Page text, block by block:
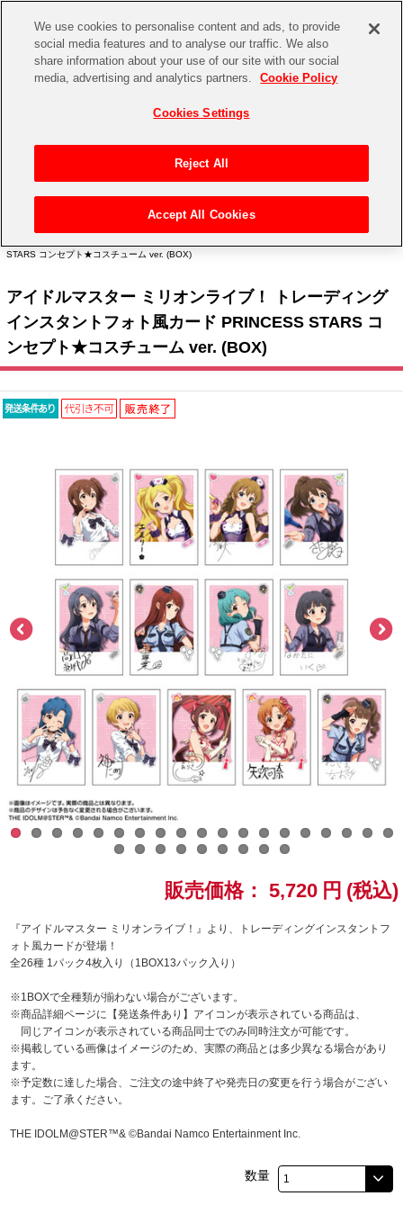
CHANNEL STORE EVENT
ASOBI STORE TOP
ゲーム 電子書籍
CD / Blu-ray
EVENT
その他先行受付
プレミアム会員とは
アイドルマスターシリーズ
アイドルマスター
アイドルマスター シャイニーカラーズ
テイルズ オブ シリーズ
太鼓の達人
ACE COMBAT
ナムコクラシック
スサノオマジック
ガンダムシリーズ
ラブライブ！
ラブライブ！サンシャイン‼
ラブライブ！虹ヶ咲学園スクールアイドル同好会
ラブライブ！スーパースター!!
アイドリッシュセブン
モフモフパレード
イベントグッズ
トイ・ホビー
アイドルマスター シリーズ>アイドルマスター ミリオンライブ！
STARS コンセプト★コスチューム ver. (BOX)
アイドルマスター ミリオンライブ！ トレーディング
インスタントフォト風カード PRINCESS STARS コ
ンセプト★コスチューム ver. (BOX)
販売価格： 5,720 円 (税込)
『アイドルマスター ミリオンライブ！』より、トレーディングインスタントフ
ォト風カードが登場！
全26種 1パック4枚入り（1BOX13パック入り）
※1BOXで全種類が揃わない場合がございます。
※商品詳細ページに【発送条件あり】アイコンが表示されている商品は、
同じアイコンが表示されている商品同士でのみ同時注文が可能です。
※掲載している画像はイメージのため、実際の商品とは多少異なる場合があり
ます。
※予定数に達した場合、ご注文の途中終了や発売日の変更を行う場合がござい
ます。ご了承ください。
THE IDOLM@STER™& ©Bandai Namco Entertainment Inc.
数量
We use cookies to personalise content and ads, to provide
social media features and to analyse our traffic. We also
share information about your use of our site with our social
media, advertising and analytics partners.
Cookie Policy
Cookies Settings
Reject All
Accept All Cookies